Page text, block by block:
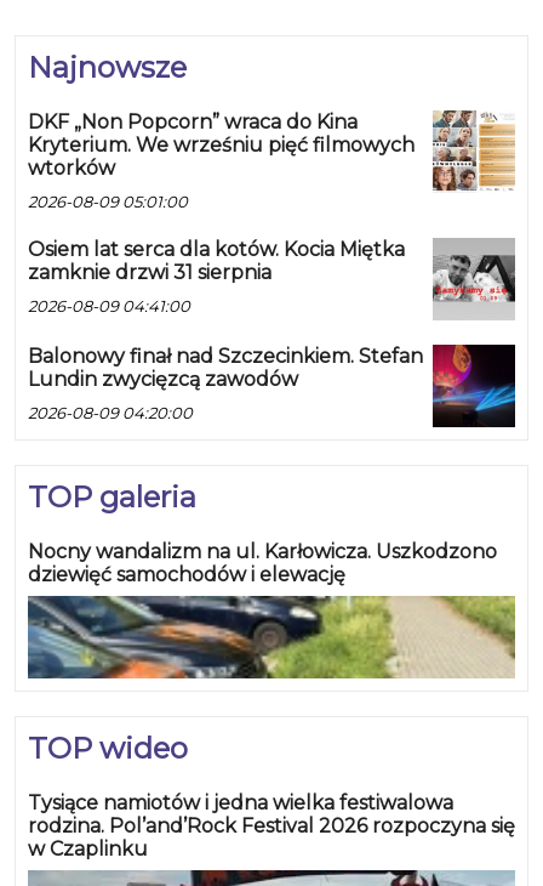
Najnowsze
DKF „Non Popcorn” wraca do Kina
Kryterium. We wrześniu pięć filmowych
wtorków
2026-08-09 05:01:00
Osiem lat serca dla kotów. Kocia Miętka
zamknie drzwi 31 sierpnia
2026-08-09 04:41:00
Balonowy finał nad Szczecinkiem. Stefan
Lundin zwycięzcą zawodów
2026-08-09 04:20:00
TOP galeria
Nocny wandalizm na ul. Karłowicza. Uszkodzono
dziewięć samochodów i elewację
TOP wideo
Tysiące namiotów i jedna wielka festiwalowa
rodzina. Pol’and’Rock Festival 2026 rozpoczyna się
w Czaplinku